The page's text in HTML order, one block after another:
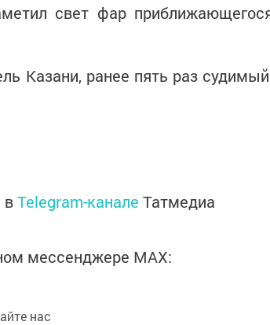
свет фар
Казани, ранее пять раз
вTelegram-канале Татмедиа
мессенджере MАХ:
нас